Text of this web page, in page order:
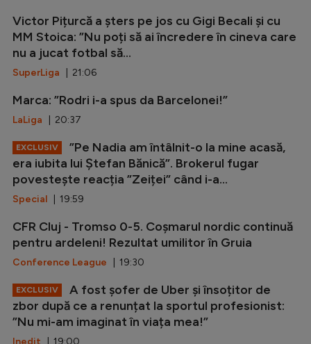
Victor Pițurcă a șters pe jos cu Gigi Becali și cu
MM Stoica: ”Nu poți să ai încredere în cineva care
nu a jucat fotbal să...
SuperLiga | 21:06
Marca: ”Rodri i-a spus da Barcelonei!”
LaLiga | 20:37
EXCLUSIV
”Pe Nadia am întâlnit-o la mine acasă,
era iubita lui Ștefan Bănică”. Brokerul fugar
povestește reacția ”Zeiței” când i-a...
Special | 19:59
CFR Cluj - Tromso 0-5. Coșmarul nordic continuă
pentru ardeleni! Rezultat umilitor în Gruia
Conference League | 19:30
EXCLUSIV
A fost șofer de Uber și însoțitor de
zbor după ce a renunțat la sportul profesionist:
”Nu mi-am imaginat în viața mea!”
Inedit | 19:00